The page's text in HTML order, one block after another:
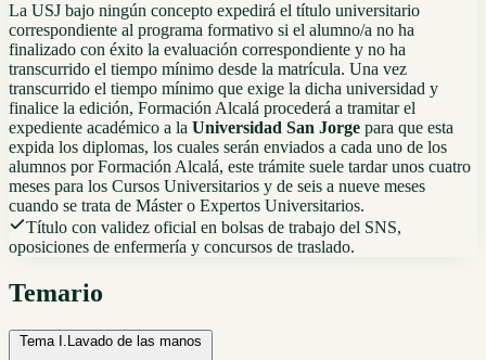
La USJ bajo ningún concepto expedirá el título universitario
correspondiente al programa formativo si el alumno/a no ha
finalizado con éxito la evaluación correspondiente y no ha
transcurrido el tiempo mínimo desde la matrícula. Una vez
transcurrido el tiempo mínimo que exige la dicha universidad y
finalice la edición, Formación Alcalá procederá a tramitar el
expediente académico a la Universidad San Jorge para que esta
expida los diplomas, los cuales serán enviados a cada uno de los
alumnos por Formación Alcalá, este trámite suele tardar unos cuatro
meses para los Cursos Universitarios y de seis a nueve meses
cuando se trata de Máster o Expertos Universitarios.
Título con validez oficial en bolsas de trabajo del SNS,
oposiciones de enfermería y concursos de traslado.
Temario
Tema I.